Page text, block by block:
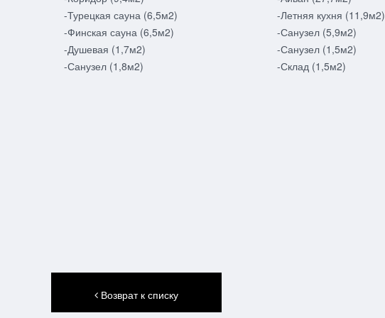
-Турецкая сауна (6,5м2)
-Финская сауна (6,5м2)
-Душевая (1,7м2)
-Санузел (1,8м2)
-Летняя кухня (11,9м2)
-Санузел (5,9м2)
-Санузел (1,5м2)
-Склад (1,5м2)
Возврат к списку